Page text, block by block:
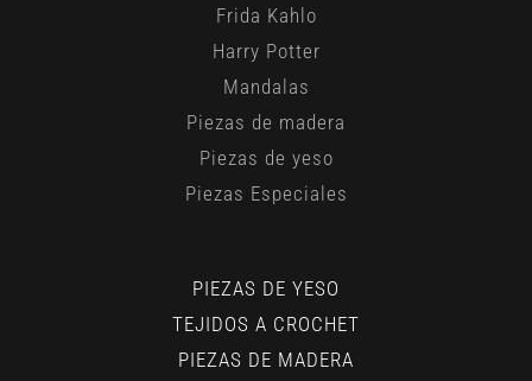
Frida Kahlo
Harry Potter
Mandalas
Piezas de madera
Piezas de yeso
Piezas Especiales
PIEZAS DE YESO
TEJIDOS A CROCHET
PIEZAS DE MADERA